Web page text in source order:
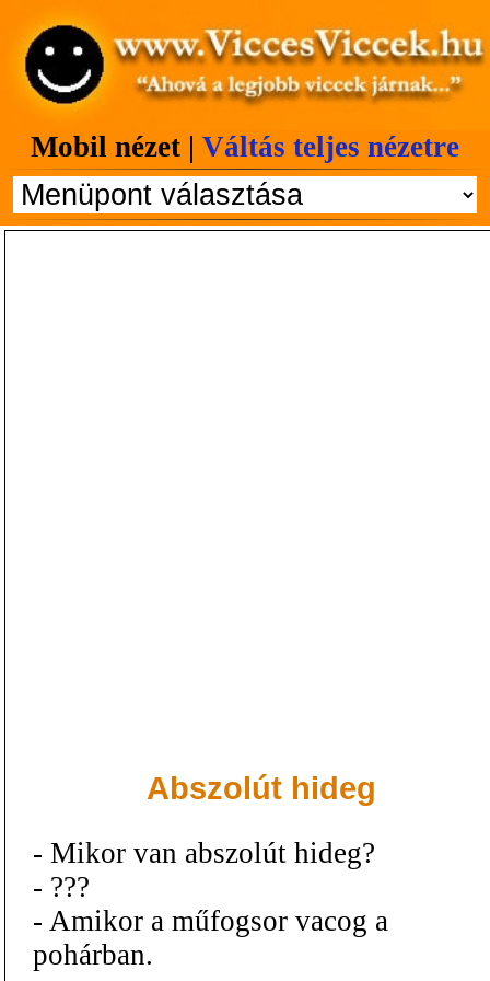
Mobil nézet | Váltás teljes nézetre
Abszolút hideg
- Mikor van abszolút hideg?
- ???
- Amikor a műfogsor vacog a
pohárban.